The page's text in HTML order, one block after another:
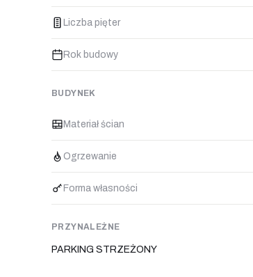
Liczba pięter
Rok budowy
BUDYNEK
Materiał ścian
Ogrzewanie
Forma własności
PRZYNALEŻNE
PARKING STRZEŻONY